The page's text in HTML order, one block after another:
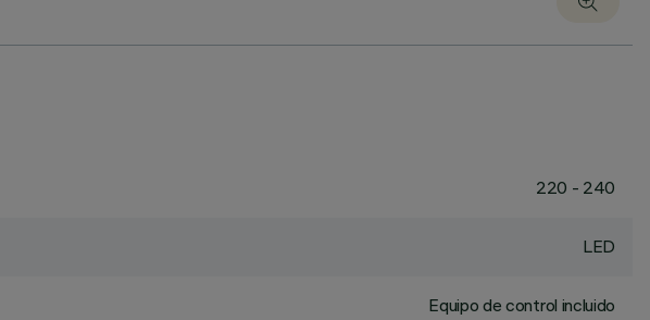
220 - 240
LED
Equipo de control incluido